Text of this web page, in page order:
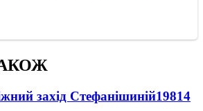
захід Стефанішиній19814